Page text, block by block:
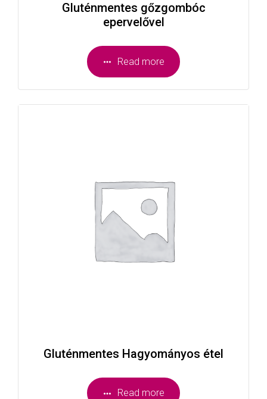
Gluténmentes gőzgombóc
epervelővel
Read more
Gluténmentes Hagyományos étel
Read more